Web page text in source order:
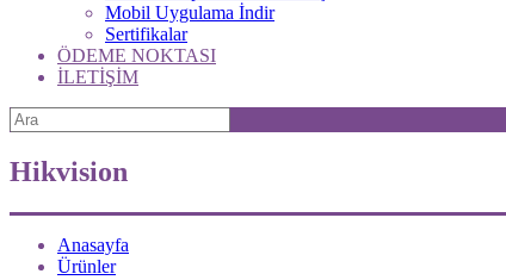
Mobil Uygulama İndir
Sertifikalar
ÖDEME NOKTASI
İLETİŞİM
Hikvision
Anasayfa
Ürünler